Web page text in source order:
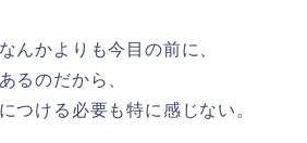
んかよりも今目の前に、
るのだから、
つける必要も特に感じない。